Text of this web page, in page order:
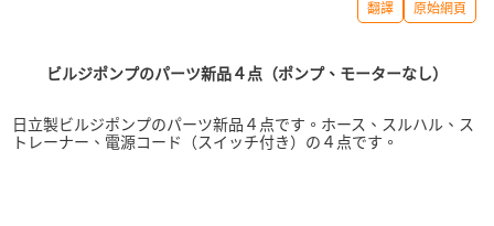
翻譯 原始網頁
ビルジポンプのパーツ新品４点（ポンプ、モーターなし）
日立製ビルジポンプのパーツ新品４点です。ホース、スルハル、ス
トレーナー、電源コード（スイッチ付き）の４点です。